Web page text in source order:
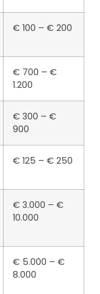
€ 100 – € 200
€ 700 – €
1.200
€ 300 – €
900
€ 125 – € 250
€ 3.000 – €
10.000
€ 5.000 – €
8.000